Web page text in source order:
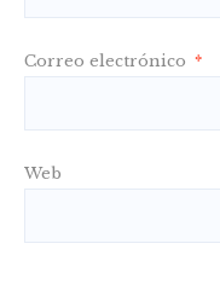
Correo electrónico *
Web